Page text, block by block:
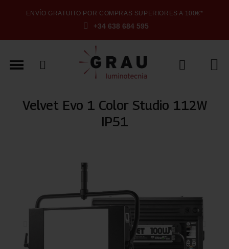
ENVÍO GRATUITO POR COMPRAS SUPERIORES A 100€*
+34 638 684 595
Velvet Evo 1 Color Studio 112W
IP51